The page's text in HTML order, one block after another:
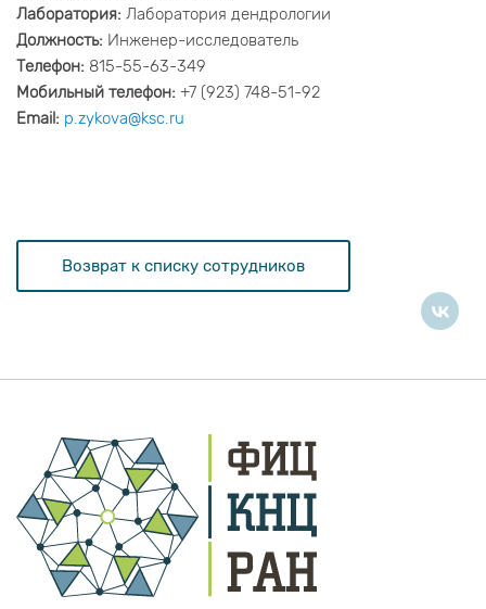
Лаборатория: Лаборатория дендрологии
Должность: Инженер-исследователь
Телефон: 815-55-63-349
Мобильный телефон: +7 (923) 748-51-92
Email: p.zykova@ksc.ru
Возврат к списку сотрудников